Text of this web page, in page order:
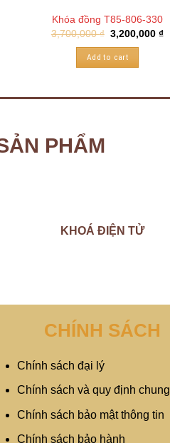
Khóa đồng T85-806-330
3,700,000₫ 3,200,000₫
Add to cart
PHẨM
KHOÁ ĐIỆN TỬ
CHÍNH SÁCH
Chính sách đại lý
Chính sách và quy định chung
Chính sách bảo mật thông tin
Chính sách bảo hành